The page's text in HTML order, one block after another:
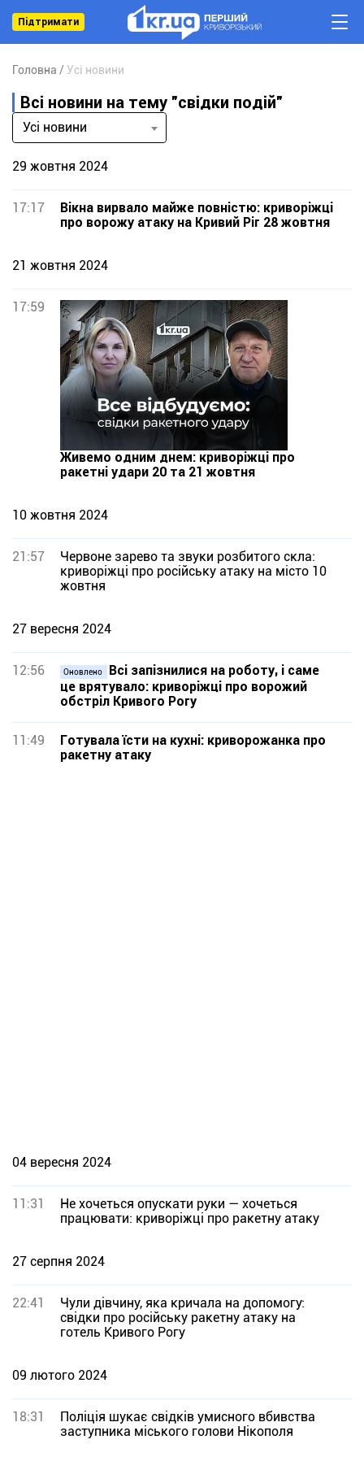
Підтримати
Головна Усі новини
Всі новини на тему "свідки подій"
Усі новини
29 жовтня 2024
17:17
Вікна вирвало майже повністю: криворіжці
про ворожу атаку на Кривий Ріг 28 жовтня
21 жовтня 2024
17:59
Живемо одним днем: криворіжці про
ракетні удари 20 та 21 жовтня
10 жовтня 2024
21:57
Червоне зарево та звуки розбитого скла:
криворіжці про російську атаку на місто 10
жовтня
27 вересня 2024
12:56 Оновлено
Всі запізнилися на роботу, і саме
це врятувало: криворіжці про ворожий
обстріл Кривого Рогу
11:49
Готувала їсти на кухні: криворожанка про
ракетну атаку
04 вересня 2024
11:31
Не хочеться опускати руки — хочеться
працювати: криворіжці про ракетну атаку
27 серпня 2024
22:41
Чули дівчину, яка кричала на допомогу:
свідки про російську ракетну атаку на
готель Кривого Рогу
09 лютого 2024
18:31
Поліція шукає свідків умисного вбивства
заступника міського голови Нікополя